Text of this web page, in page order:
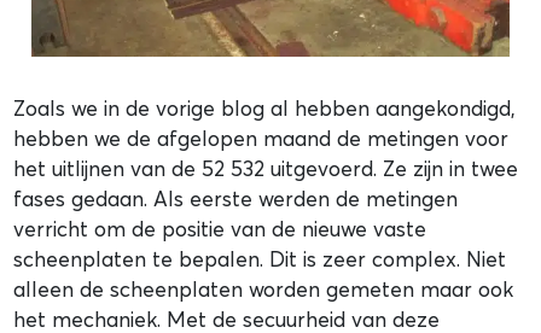
Zoals we in de vorige blog al hebben aangekondigd,
hebben we de afgelopen maand de metingen voor
het uitlijnen van de 52 532 uitgevoerd. Ze zijn in twee
fases gedaan. Als eerste werden de metingen
verricht om de positie van de nieuwe vaste
scheenplaten te bepalen. Dit is zeer complex. Niet
alleen de scheenplaten worden gemeten maar ook
het mechaniek. Met de secuurheid van deze